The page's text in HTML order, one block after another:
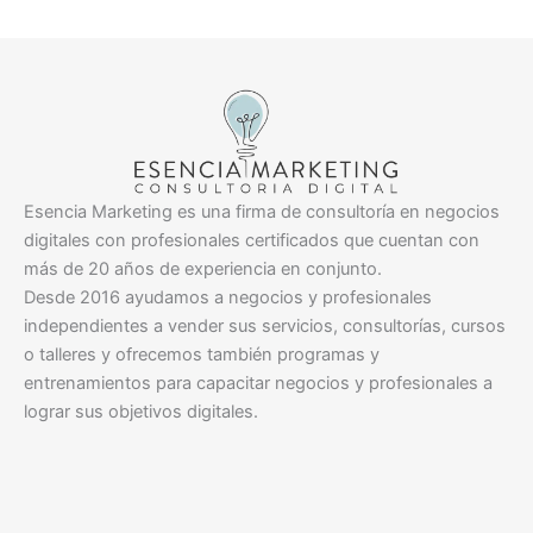
Esencia Marketing es una firma de consultoría en negocios
digitales con profesionales certificados que cuentan con
más de 20 años de experiencia en conjunto.
Desde 2016 ayudamos a negocios y profesionales
independientes a vender sus servicios, consultorías, cursos
o talleres y ofrecemos también programas y
entrenamientos para capacitar negocios y profesionales a
lograr sus objetivos digitales.